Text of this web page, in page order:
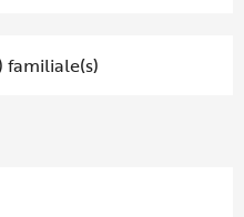
familiale(s)